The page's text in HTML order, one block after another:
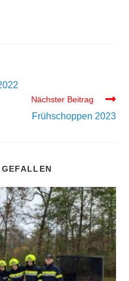
Nächster Beitrag
Frühschoppen 2023